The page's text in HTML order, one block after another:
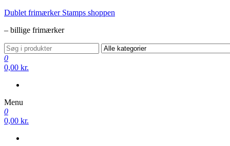
Videre
indhold
Dublet frimærker Stamps shoppen
– billige frimærker
0
0,00 kr.
Menu
0
0,00 kr.